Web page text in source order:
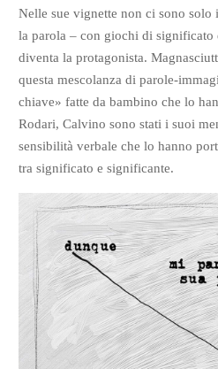
Nelle sue vignette non ci sono solo
la parola – con giochi di significato
diventa la protagonista.
questa mescolanza di parole-
chiave» fatte da bambino che lo
Rodari, Calvino sono stati i suoi
sensibilità verbale che lo hanno
tra significato e significante.